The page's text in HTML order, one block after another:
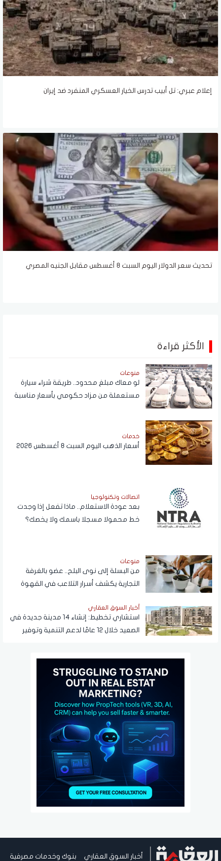
إعلام عبري: تل أبيب تدرس الخيار العسكري المنفرد ضد إيران
تحديث سعر الدولار اليوم السبت 8 أغسطس مقابل الجنيه المصري
الأكثر قراءة
منوعات
لو معاك مبلغ محدود.. طريقة شراء سيارة
مستعملة من مزاد حكومي بأسعار مناسبة
خدمات
أسعار الذهب اليوم السبت 8 أغسطس 2026
اتصالات وتكنولوجيا
بعد عودة الاستعلام.. ماذا تفعل إذا وجدت
خط محمولا مسجلا باسمك ولا يخصك؟
منوعات
من البسلة إلى نوى البلح.. عضو بالغرفة
التجارية يكشف أسرار التلاعب في القهوة
أخبار السوق العقاري
استشاري تخطيط: إنشاء 14 مدينة جديدة في
الصعيد خلال 12 عامًا لدعم التنمية وتوفير
أخبار السوق العقاري بنوك وخدمات مصرفية